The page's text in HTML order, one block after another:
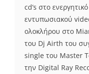
cd’s στο
εντυπωσιακού
ολοκλήρου στο
του Dj Airth του
single του Master
την Digital Ray